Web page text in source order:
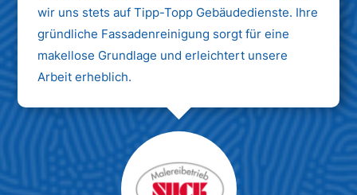
wir uns stets auf Tipp-Topp Gebäudedienste. Ihre
gründliche Fassadenreinigung sorgt für eine
makellose Grundlage und erleichtert unsere
Arbeit erheblich.